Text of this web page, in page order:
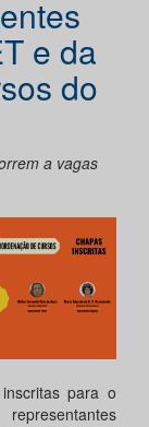
e da
do
a vagas
para o